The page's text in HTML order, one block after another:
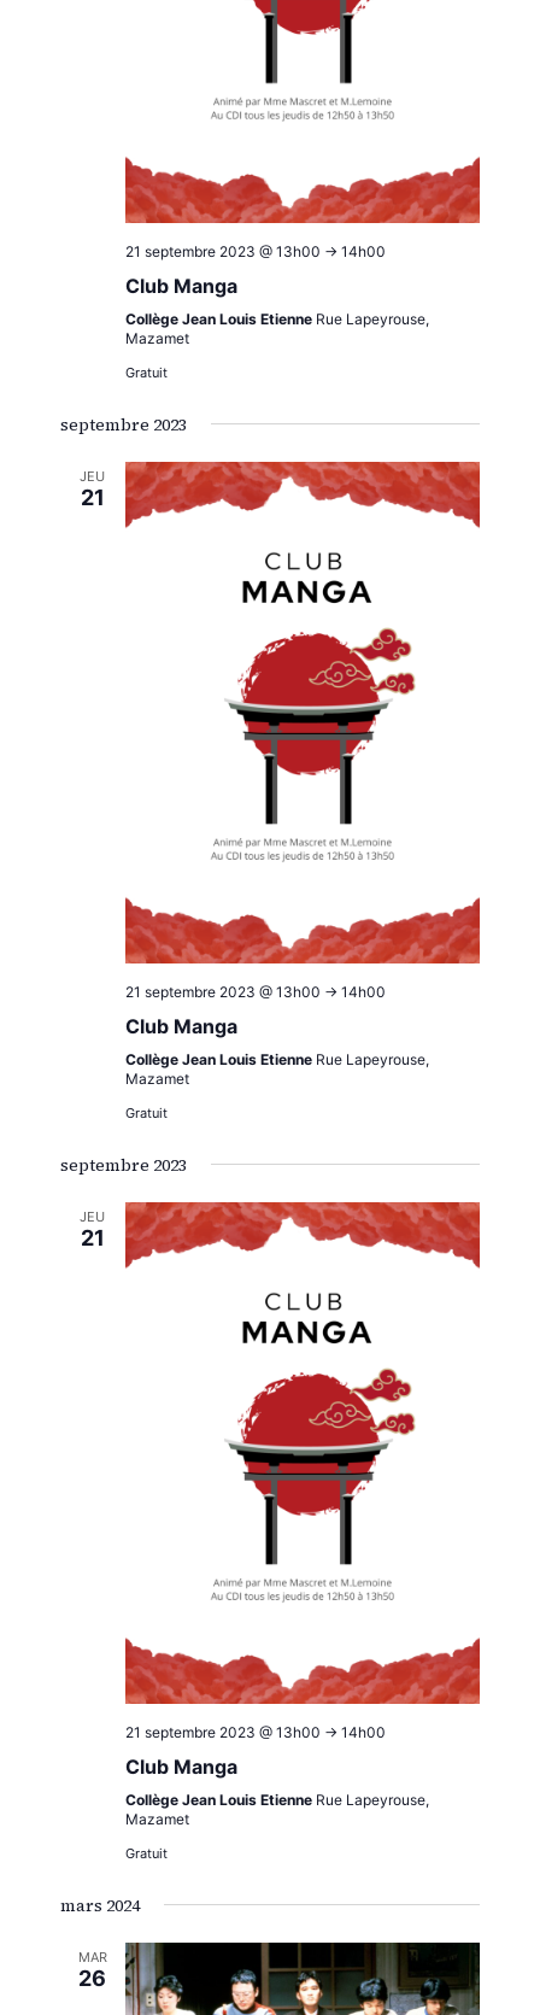
21 septembre 2023 @ 13h00 -> 14h00
Club Manga
Collège Jean Louis Etienne Rue Lapeyrouse,
Mazamet
Gratuit
septembre 2023
JEU
21
21 septembre 2023 @ 13h00 -> 14h00
Club Manga
Collège Jean Louis Etienne Rue Lapeyrouse,
Mazamet
Gratuit
septembre 2023
JEU
21
21 septembre 2023 @ 13h00 -> 14h00
Club Manga
Collège Jean Louis Etienne Rue Lapeyrouse,
Mazamet
Gratuit
mars 2024
MAR
26